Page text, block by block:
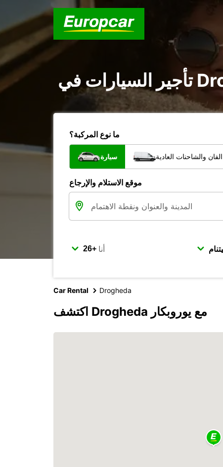
ما نوع المركبة؟
سيارة والشاحنات العادية
موقع الاستلام والإرجاع
أنا
Car Rental Drogheda
اكتشف Drogheda مع يوروبكار